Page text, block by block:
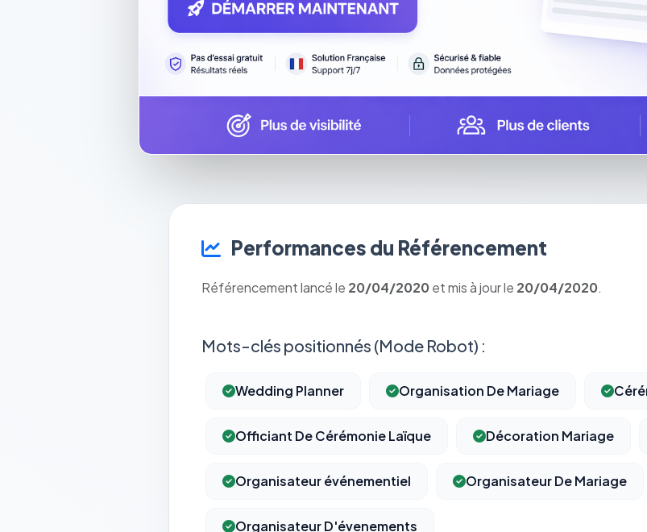
Performances du Référencement
Référencement lancé le 20/04/2020 et mis à jour le 20/04/2020.
Mots-clés positionnés (Mode Robot) :
Wedding Planner Organisation De Mariage
Officiant De Cérémonie Laïque Décoration Mariage
Organisateur événementiel Organisateur De Mariage
Organisateur D'évenements